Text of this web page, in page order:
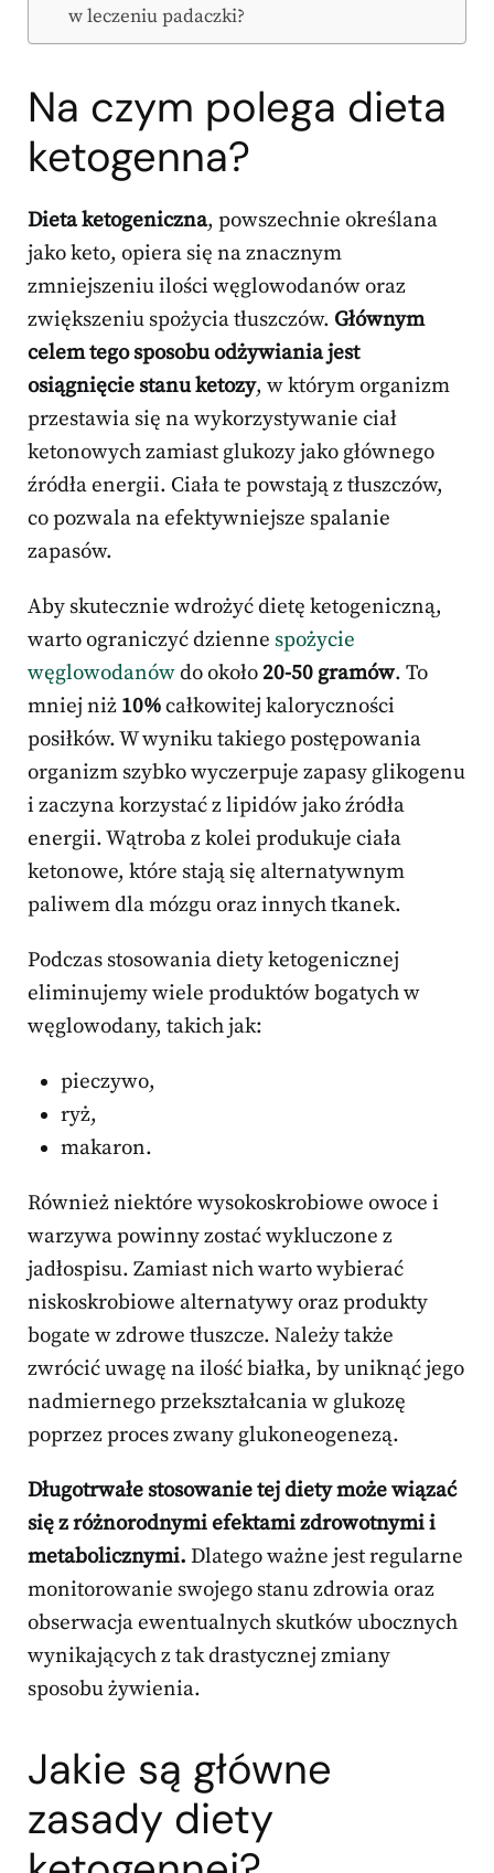
w leczeniu padaczki?
Na czym polega dieta
ketogenna?
Dieta ketogeniczna, powszechnie określana
jako keto, opiera się na znacznym
zmniejszeniu ilości węglowodanów oraz
zwiększeniu spożycia tłuszczów. Głównym
celem tego sposobu odżywiania jest
osiągnięcie stanu ketozy, w którym organizm
przestawia się na wykorzystywanie ciał
ketonowych zamiast glukozy jako głównego
źródła energii. Ciała te powstają z tłuszczów,
co pozwala na efektywniejsze spalanie
zapasów.
Aby skutecznie wdrożyć dietę ketogeniczną,
warto ograniczyć dzienne spożycie
węglowodanówdo około 20-50 gramów. To
mniej niż 10%całkowitej kaloryczności
posiłków. W wyniku takiego postępowania
organizm szybko wyczerpuje zapasy glikogenu
i zaczyna korzystać z lipidów jako źródła
energii. Wątroba z kolei produkuje ciała
ketonowe, które stają się alternatywnym
paliwem dla mózgu oraz innych tkanek.
Podczas stosowania diety ketogenicznej
eliminujemy wiele produktów bogatych w
węglowodany, takich jak:
pieczywo,
ryż,
makaron.
Również niektóre wysokoskrobiowe owoce i
warzywa powinny zostać wykluczone z
jadłospisu. Zamiast nich warto wybierać
niskoskrobiowe alternatywy oraz produkty
bogate w zdrowe tłuszcze. Należy także
zwrócić uwagę na ilość białka, by uniknąć jego
nadmiernego przekształcania w glukozę
poprzez proces zwany glukoneogenezą.
Długotrwałe stosowanie tej diety może wiązać
się z różnorodnymi efektami zdrowotnymi i
metabolicznymi. Dlatego ważne jest regularne
monitorowanie swojego stanu zdrowia oraz
obserwacja ewentualnych skutków ubocznych
wynikających z tak drastycznej zmiany
sposobu żywienia.
Jakie są główne
zasady diety